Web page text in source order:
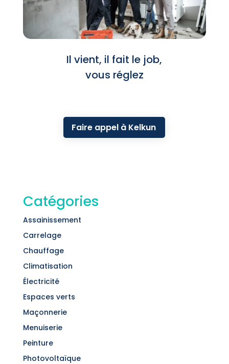
Il vient, il fait le job,
vous réglez
Faire appel à Kelkun
Catégories
Assainissement
Carrelage
Chauffage
Climatisation
Électricité
Espaces verts
Maçonnerie
Menuiserie
Peinture
Photovoltaïque